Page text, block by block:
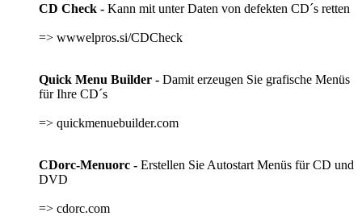
CD Check - Kann mit unter Daten von defekten CD´s retten
=> wwwelpros.si/CDCheck
Quick Menu Builder - Damit erzeugen Sie grafische Menüs
für Ihre CD´s
=> quickmenuebuilder.com
CDorc-Menuorc - Erstellen Sie Autostart Menüs für CD und
DVD
=> cdorc.com